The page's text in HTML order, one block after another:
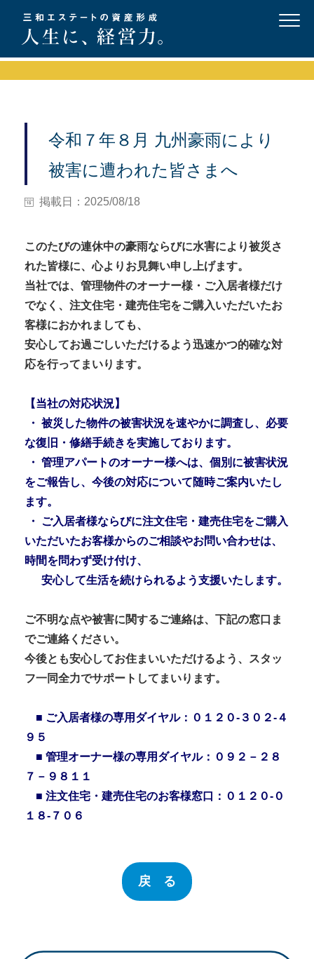
令和７年８月 九州豪雨により
被害に遭われた皆さまへ
掲載日：2025/08/18
このたびの連休中の豪雨ならびに水害により被災さ
れた皆様に、心よりお見舞い申し上げます。
当社では、管理物件のオーナー様・ご入居者様だけ
でなく、注文住宅・建売住宅をご購入いただいたお
客様におかれましても、
安心してお過ごしいただけるよう迅速かつ的確な対
応を行ってまいります。
【当社の対応状況】
・ 被災した物件の被害状況を速やかに調査し、必要
な復旧・修繕手続きを実施しております。
・ 管理アパートのオーナー様へは、個別に被害状況
をご報告し、今後の対応について随時ご案内いたし
ます。
・ ご入居者様ならびに注文住宅・建売住宅をご購入
いただいたお客様からのご相談やお問い合わせは、
時間を問わず受け付け、
安心して生活を続けられるよう支援いたします。
ご不明な点や被害に関するご連絡は、下記の窓口ま
でご連絡ください。
今後とも安心してお住まいいただけるよう、スタッ
フ一同全力でサポートしてまいります。
■ ご入居者様の専用ダイヤル：０１２０-３０２-４
９５
■ 管理オーナー様の専用ダイヤル：０９２－２８
７－９８１１
■ 注文住宅・建売住宅のお客様窓口：０１２０-０
１８-７０６
戻 る